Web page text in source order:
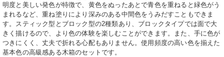
明度と美しい発色が特徴で、黄色をぬったあとで青色を重ねると緑色がう
まれるなど、重ね塗りにより深みのある中間色をうみだすこともできま
す。スティック型とブロック型の2種類あり、ブロックタイプでは面で大
きく描けるので、より色の体験を楽しむことができます。また、手に色が
つきにくく、丈夫で折れる心配もありません。使用頻度の高い色を揃えた
基本色の高級感ある木箱のセットです。